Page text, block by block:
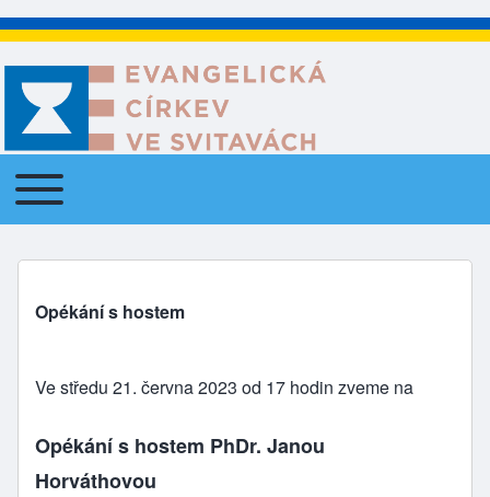
Main navigation
Toggle main menu
Opékání s hostem
Ve středu 21. června 2023 od 17 hodin zveme na
Opékání s hostem PhDr. Janou
Horváthovou